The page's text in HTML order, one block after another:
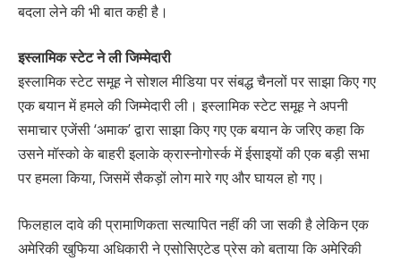
बदला लेने की भी बात कही है।
इस्लामिक स्टेट ने ली जिम्मेदारी
इस्लामिक स्टेट समूह ने सोशल मीडिया पर संबद्ध चैनलों पर साझा किए गए
एक बयान में हमले की जिम्मेदारी ली। इस्लामिक स्टेट समूह ने अपनी
समाचार एजेंसी ‘अमाक’ द्वारा साझा किए गए एक बयान के जरिए कहा कि
उसने मॉस्को के बाहरी इलाके क्रास्नोगोर्स्क में ईसाइयों की एक बड़ी सभा
पर हमला किया, जिसमें सैकड़ों लोग मारे गए और घायल हो गए।
फिलहाल दावे की प्रामाणिकता सत्यापित नहीं की जा सकी है लेकिन एक
अमेरिकी खुफिया अधिकारी ने एसोसिएटेड प्रेस को बताया कि अमेरिकी